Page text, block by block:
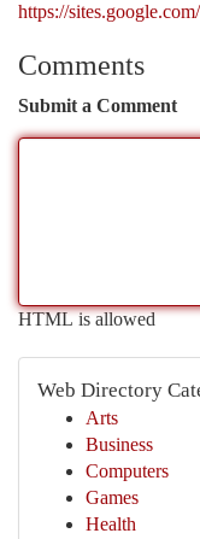
https://
Comments
Submit a Comment
HTML is allowed
Web Directory
Arts
Business
Computers
Games
Health